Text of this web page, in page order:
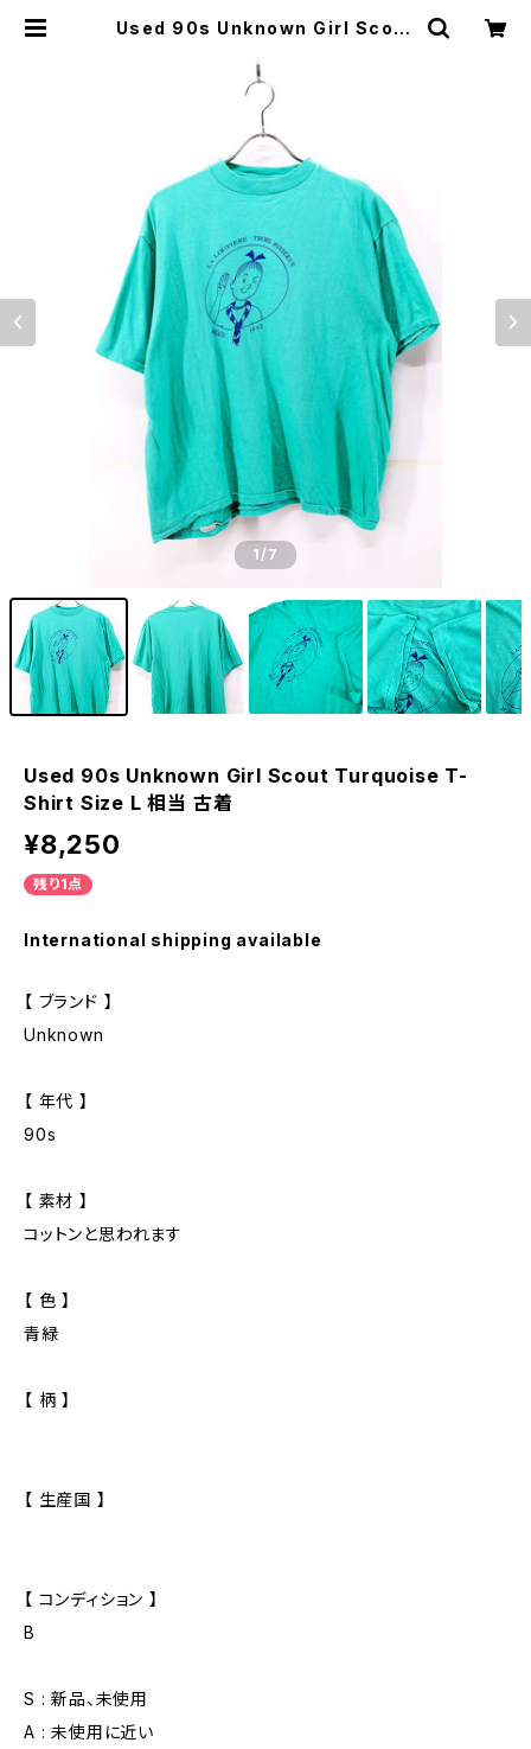
Used 90s Unknown Girl Scout
古着 | ear vintage&culture sto
re
1/7
Used 90s Unknown Girl Scout Turquoise T-
Shirt Size L 相当 古着
¥8,250
残り1点
International shipping available
【 ブランド 】
Unknown
【 年代 】
90s
【 素材 】
コットンと思われます
【 色 】
青緑
【 柄 】
【 生産国 】
【 コンディション 】
B
S : 新品、未使用
A : 未使用に近い